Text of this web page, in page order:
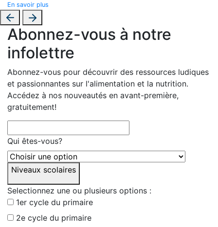
En savoir plus
Abonnez-vous à notre
infolettre
Abonnez-vous pour découvrir des ressources ludiques
et passionnantes sur l'alimentation et la nutrition.
Accédez à nos nouveautés en avant-première,
gratuitement!
Qui êtes-vous?
Niveaux scolaires
Selectionnez une ou plusieurs options :
1er cycle du primaire
2e cycle du primaire